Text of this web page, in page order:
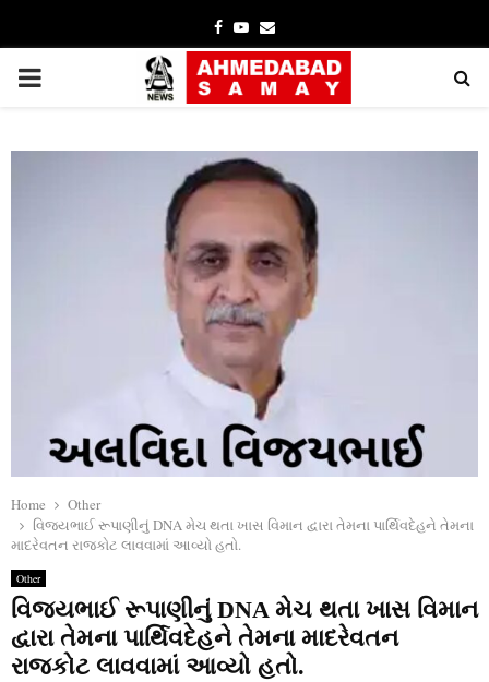
Facebook
YoutubeEmail
PRIMARY
Home
Other
વિજયભાઈ રૂપાણીનું DNA મેચ થતા ખાસ વિમાન દ્વારા તેમના પાર્થિવદેહને તેમના
માદરેવતન રાજકોટ લાવવામાં આવ્‍યો હતો.
Other
વિજયભાઈ રૂપાણીનું DNA મેચ થતા ખાસ વિમાન
દ્વારા તેમના પાર્થિવદેહને તેમના માદરેવતન
રાજકોટ લાવવામાં આવ્‍યો હતો.